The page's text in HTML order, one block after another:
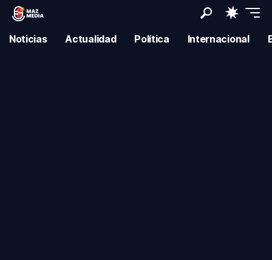
Noticias Actualidad Política Internacional